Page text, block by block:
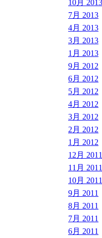
10月 2013
7月 2013
4月 2013
3月 2013
1月 2013
9月 2012
6月 2012
5月 2012
4月 2012
3月 2012
2月 2012
1月 2012
12月 2011
11月 2011
10月 2011
9月 2011
8月 2011
7月 2011
6月 2011